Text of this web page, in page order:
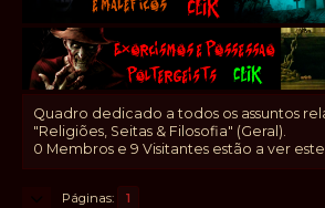
Quadro dedicado a todos os assuntos
"Religiões, Seitas & Filosofia" (Geral).
0 Membros e 9 Visitantes estão a ver
Páginas 1